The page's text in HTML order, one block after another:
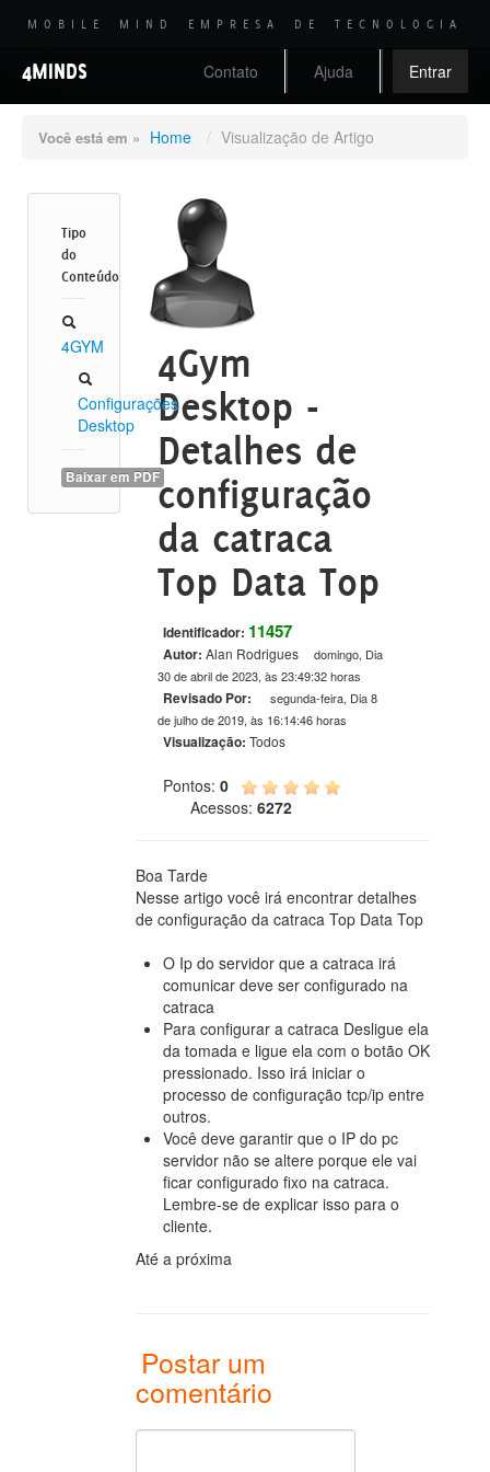
MOBILE MIND EMPRESA DE TECNOLOGIA
4MINDS Contato Ajuda Entrar
Você está em » Home / Visualização de Artigo
Tipo
do
Conteúdo
4GYM
Configurações
Desktop
Baixar em PDF
4Gym
Desktop -
Detalhes de
configuração
da catraca
Top Data Top
Identificador: 11457
Autor: Alan Rodrigues
domingo, Dia
30 de abril de 2023, às 23:49:32 horas
Revisado Por:
segunda-feira, Dia 8
de julho de 2019, às 16:14:46 horas
Visualização:Todos
Pontos: 0
Acessos: 6272
Boa Tarde
Nesse artigo você irá encontrar detalhes
de configuração da catraca Top Data Top
O Ip do servidor que a catraca irá
comunicar deve ser configurado na
catraca
Para configurar a catraca Desligue ela
da tomada e ligue ela com o botão OK
pressionado. Isso irá iniciar o
processo de configuração tcp/ip entre
outros.
Você deve garantir que o IP do pc
servidor não se altere porque ele vai
ficar configurado fixo na catraca.
Lembre-se de explicar isso para o
cliente.
Até a próxima
Postar um
comentário